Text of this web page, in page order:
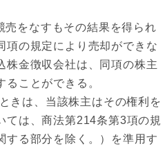
をなすもその結果を得られ
項の規定により売却ができな
株金徴収会社は、同項の株主
ることができる。
きは、当該株主はその権利を
ては、商法第214条第3項の規
する部分を除く。）を準用す